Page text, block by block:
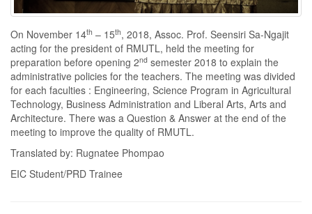
On November 14th – 15th, 2018, Assoc. Prof. Seensiri Sa-Ngajit
acting for the president of RMUTL, held the meeting for
preparation before opening 2nd semester 2018 to explain the
administrative policies for the teachers. The meeting was divided
for each faculties : Engineering, Science Program in Agricultural
Technology, Business Administration and Liberal Arts, Arts and
Architecture. There was a Question & Answer at the end of the
meeting to improve the quality of RMUTL.
Translated by: Rugnatee Phompao
EIC Student/PRD Trainee